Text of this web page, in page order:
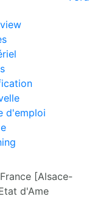
d'emploi
France [Alsace-
d'Ame